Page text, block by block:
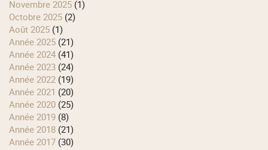
novembre 2025 (1)
octobre 2025 (2)
août 2025 (1)
année 2025 (21)
année 2024 (41)
année 2023 (24)
année 2022 (19)
année 2021 (20)
année 2020 (25)
année 2019 (8)
année 2018 (21)
année 2017 (30)